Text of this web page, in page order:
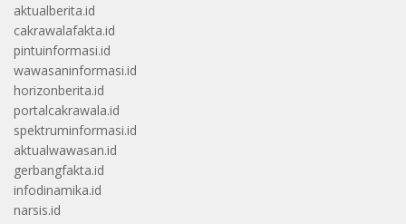
aktualberita.id
cakrawalafakta.id
pintuinformasi.id
wawasaninformasi.id
horizonberita.id
portalcakrawala.id
spektruminformasi.id
aktualwawasan.id
gerbangfakta.id
infodinamika.id
narsis.id